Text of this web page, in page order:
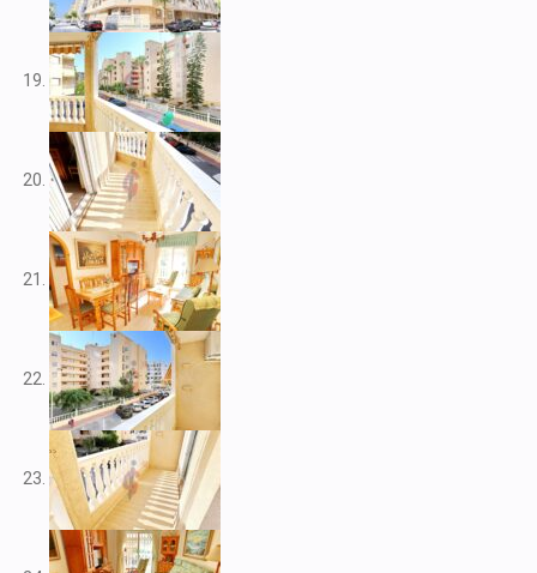
V2262
V2265
V2266
V2267
V2268
V2269
V2272
V2273
V2276
V2284
V2291
V2301
V2303
V2304
V2308
V2309
V2313
V2314
V2316
V2317
V2320
V2322
V2325
V2333
V2334
V2341
V2345